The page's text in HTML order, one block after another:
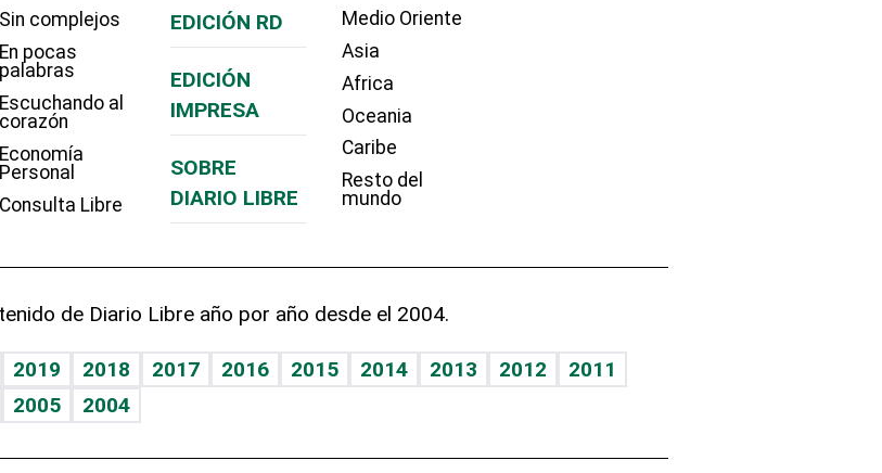
Sin complejos
En pocas
palabras
Escuchando al
corazón
Economía
Personal
Consulta Libre
EDICIÓN RD
EDICIÓN
IMPRESA
SOBRE
DIARIO LIBRE
Medio Oriente
Asia
Africa
Oceania
Caribe
Resto del
mundo
de Diario Libre año por año desde el 2004.
2019 2018 2017 2016 2015 2014 2013 2012
2011
2005 2004